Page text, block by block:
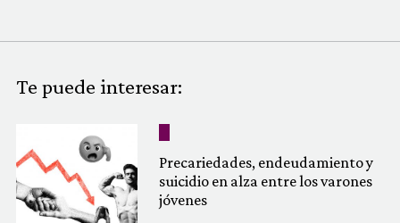
Te puede interesar:
Precariedades, endeudamiento y
suicidio en alza entre los varones
jóvenes